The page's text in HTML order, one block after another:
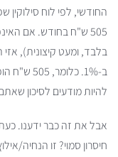
להיות מודעים לסיכון
אבל את זה כבר ידענו.
חיסרון סמוי? זו הנחיה/